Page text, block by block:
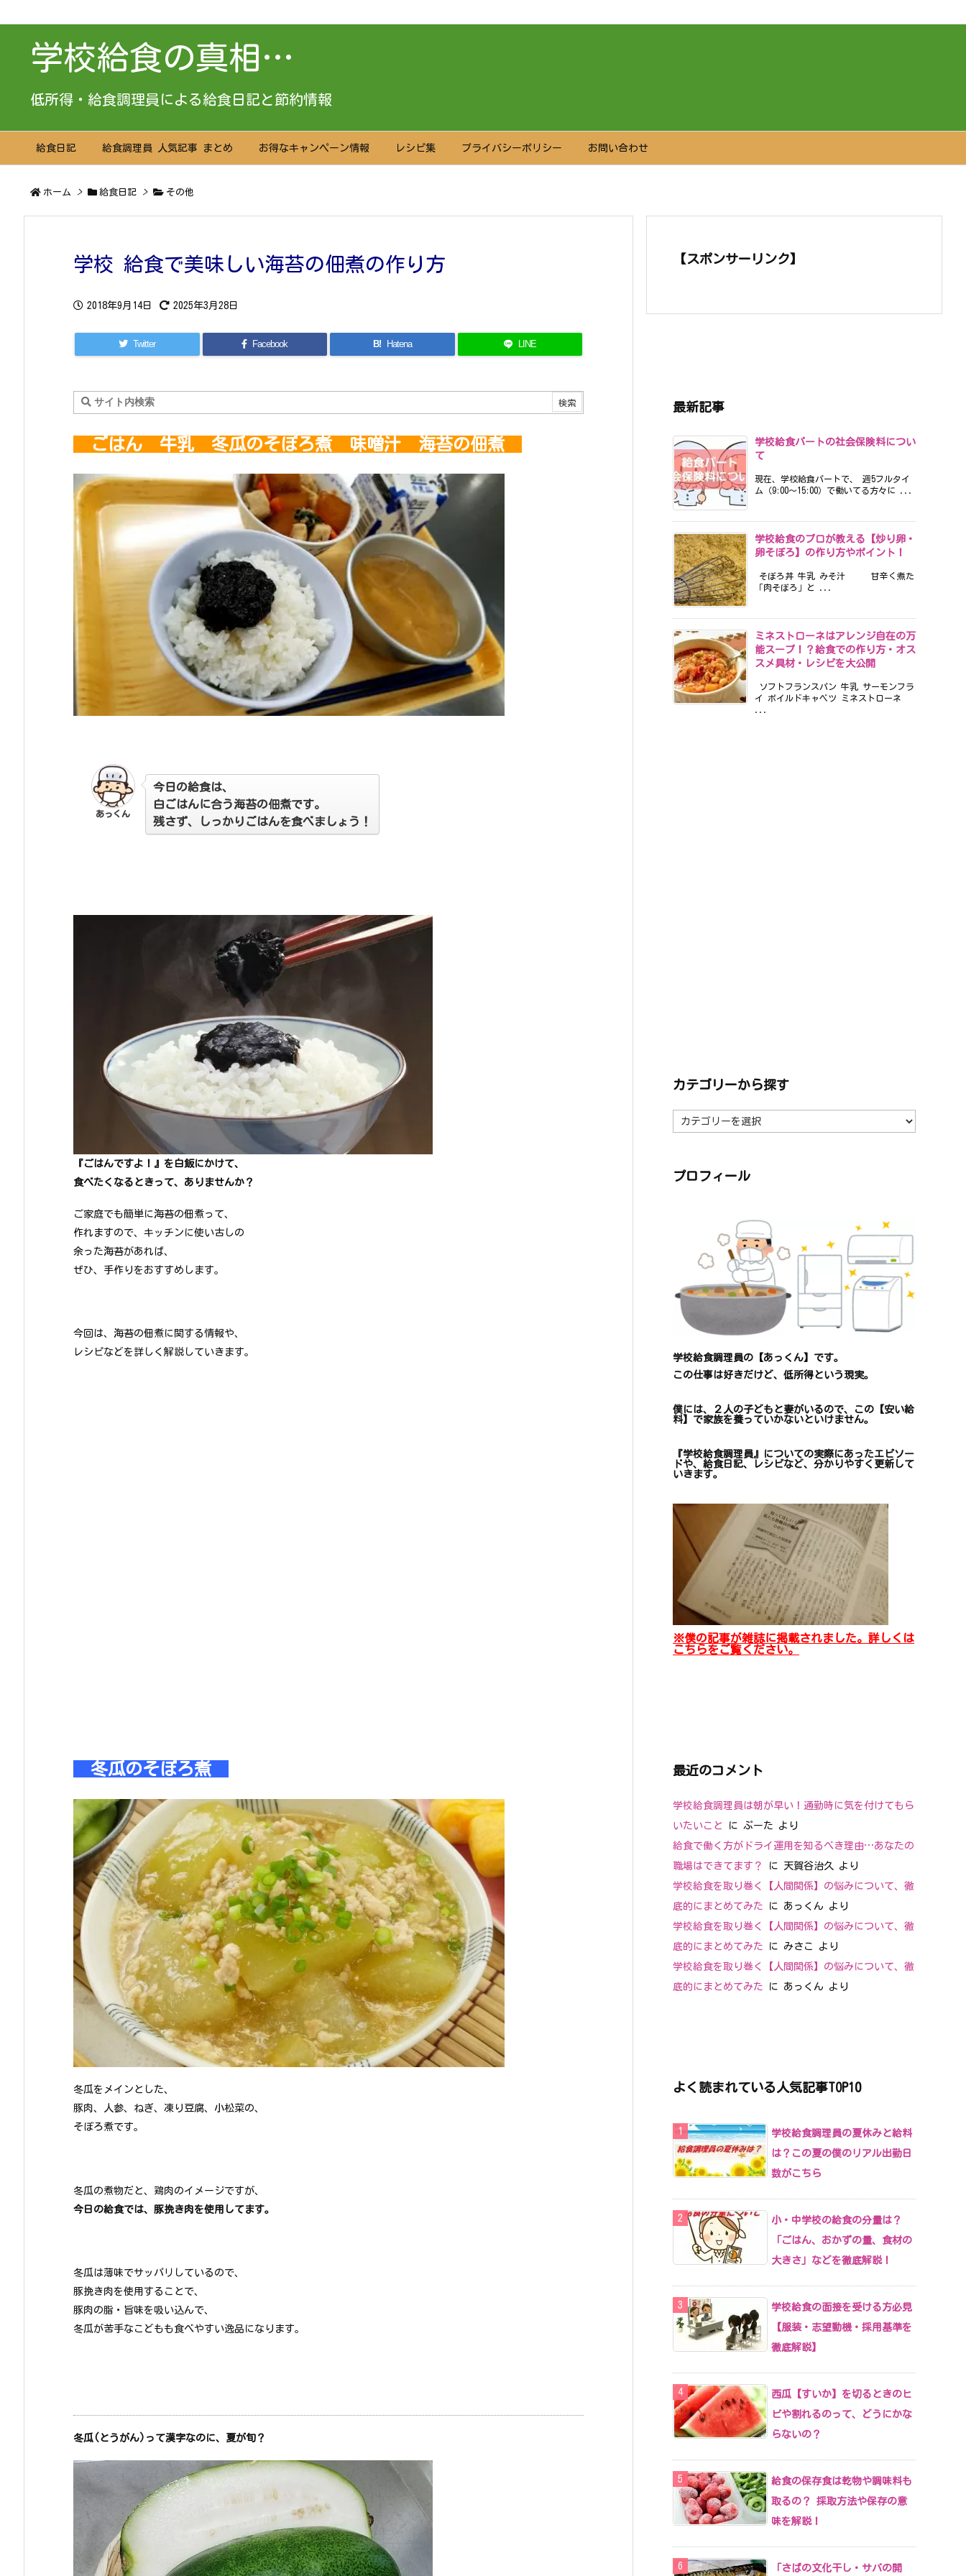
学校給食の真相…
低所得・給食調理員による給食日記と節約情報
給食日記 給食調理員 人気記事 まとめ お得なキャンペーン情報 レシピ集 プライバシーポリシー お問い合わせ
ホーム > 給食日記 > その他
学校 給食で美味しい海苔の佃煮の作り方
2018年9月14日 2025年3月28日
Twitter Facebook B! Hatena LINE
ごはん 牛乳 冬瓜のそぼろ煮 味噌汁 海苔の佃煮
あっくん
今日の給食は、
白ごはんに合う海苔の佃煮です。
残さず、しっかりごはんを食べましょう！
『ごはんですよ！』を白飯にかけて、
食べたくなるときって、ありませんか？
ご家庭でも簡単に海苔の佃煮って、
作れますので、キッチンに使い古しの
余った海苔があれば、
ぜひ、手作りをおすすめします。
今回は、海苔の佃煮に関する情報や、
レシピなどを詳しく解説していきます。
冬瓜のそぼろ煮
冬瓜をメインとした、
豚肉、人参、ねぎ、凍り豆腐、小松菜の、
そぼろ煮です。
冬瓜の煮物だと、鶏肉のイメージですが、
今日の給食では、豚挽き肉を使用してます。
冬瓜は薄味でサッパリしているので、
豚挽き肉を使用することで、
豚肉の脂・旨味を吸い込んで、
冬瓜が苦手なこどもも食べやすい逸品になります。
冬瓜(とうがん)って漢字なのに、夏が旬？
【スポンサーリンク】
最新記事
学校給食パートの社会保険料につい
て
現在、学校給食パートで、 週5フルタイ
ム（9:00〜15:00）で働いてる方々に ...
学校給食のプロが教える【炒り卵・
卵そぼろ】の作り方やポイント！
そぼろ丼 牛乳 みそ汁 甘辛く煮た
「肉そぼろ」と ...
ミネストローネはアレンジ自在の万
能スープ！？給食での作り方・オス
スメ具材・レシピを大公開
ソフトフランスパン 牛乳 サーモンフラ
イ ボイルドキャベツ ミネストローネ
カテゴリーから探す
テ
ゴ
ら
探
プロフィール
学校給食調理員の【あっくん】です。
この仕事は好きだけど、 低所得という現実。
僕には、２人の子どもと妻がいるので、
この【安い給
料】で家族を養っていかないといけません。
『学校給食調理員』についての実際にあったエピソー
ドや、 給食日記、レシピなど、 分かりやすく更新して
いきます。
※僕の記事が雑誌に掲載されました。詳しくは
こちらをご覧ください。
最近のコメント
学校給食調理員は朝が早い！通勤時に気を付けてもら
いたいこと
に ぷーた より
給食で働く方がドライ運用を知るべき理由…あなたの
職場はできてます？
に 天賀谷治久 より
学校給食を取り巻く【人間関係】の悩みについて、徹
底的にまとめてみた に あっくん より
学校給食を取り巻く【人間関係】の悩みについて、徹
底的にまとめてみた に みさこ
より
学校給食を取り巻く【人間関係】の悩みについて、徹
底的にまとめてみた に あっくん より
よく読まれている人気記事TOP10
学校給食調理員の夏休みと給料
は？この夏の僕のリアル出勤日
数がこちら
小・中学校の給食の分量は？
「ごはん、おかずの量、食材の
大きさ」などを徹底解説！
学校給食の面接を受ける方必見
【服装・志望動機・採用基準を
徹底解説】
西瓜【すいか】を切るときのヒ
ビや割れるのって、どうにかな
らないの？
給食の保存食は乾物や調味料も
取るの？ 採取方法や保存の意
味を解説！
「さばの文化干し・サバの開